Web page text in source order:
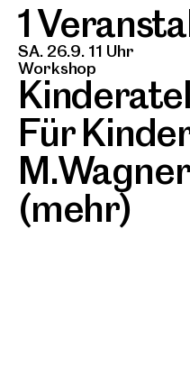
1
SA. 26.9. 11 Uhr
Workshop
Für
(mehr)